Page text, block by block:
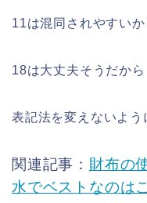
11は混同されやすいか
18は大丈夫そうだか
表記法を変えないよう
関連記事： 財布の
水でベストなのは